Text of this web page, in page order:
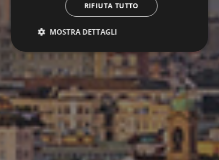
RIFIUTA TUTTO
MOSTRA DETTAGLI